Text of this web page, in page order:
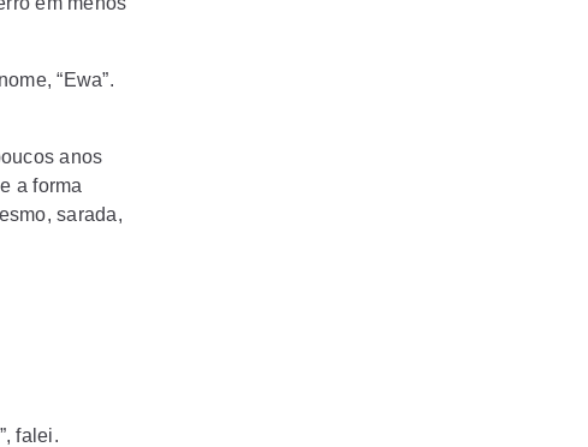
“Ewa”.
anos
a forma
sarada,
falei.